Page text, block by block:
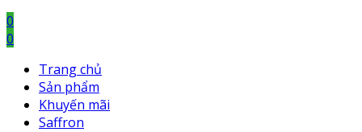
0
0
Trang chủ
Sản phẩm
Khuyến mãi
Saffron